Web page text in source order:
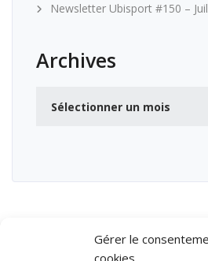
Gérer le
cookies
Newsletter Ubisport #150 –
Archives